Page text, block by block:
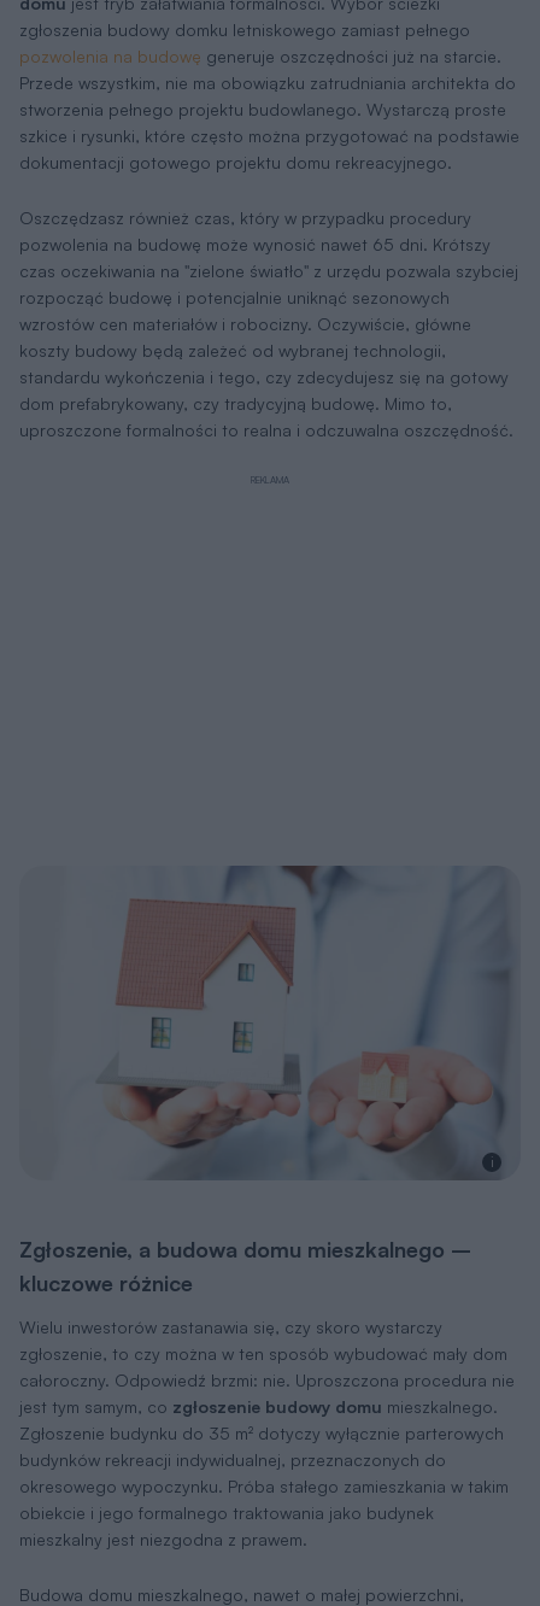
zgłoszenia budowy domku letniskowego zamiast pełnego
pozwolenia na budowę generuje oszczędności już na starcie.
Przede wszystkim, nie ma obowiązku zatrudniania architekta do
stworzenia pełnego projektu budowlanego. Wystarczą proste
szkice i rysunki, które często można przygotować na podstawie
dokumentacji gotowego projektu domu rekreacyjnego.
Oszczędzasz również czas, który w przypadku procedury
pozwolenia na budowę może wynosić nawet 65 dni. Krótszy
czas oczekiwania na "zielone światło" z urzędu pozwala szybciej
rozpocząć budowę i potencjalnie uniknąć sezonowych
wzrostów cen materiałów i robocizny. Oczywiście, główne
koszty budowy będą zależeć od wybranej technologii,
standardu wykończenia i tego, czy zdecydujesz się na gotowy
dom prefabrykowany, czy tradycyjną budowę. Mimo to,
uproszczone formalności to realna i odczuwalna oszczędność.
i
Zgłoszenie, a budowa domu mieszkalnego –
kluczowe różnice
Wielu inwestorów zastanawia się, czy skoro wystarczy
zgłoszenie, to czy można w ten sposób wybudować mały dom
całoroczny. Odpowiedź brzmi: nie. Uproszczona procedura nie
jest tym samym, co zgłoszenie budowy domu mieszkalnego.
Zgłoszenie budynku do 35 m² dotyczy wyłącznie parterowych
budynków rekreacji indywidualnej, przeznaczonych do
okresowego wypoczynku. Próba stałego zamieszkania w takim
obiekcie i jego formalnego traktowania jako budynek
mieszkalny jest niezgodna z prawem.
Budowa domu mieszkalnego, nawet o małej powierzchni,